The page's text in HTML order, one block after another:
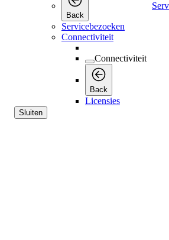
Back
Servicebezoeken
Connectiviteit
Connectiviteit
Back
Licensies
Sluiten